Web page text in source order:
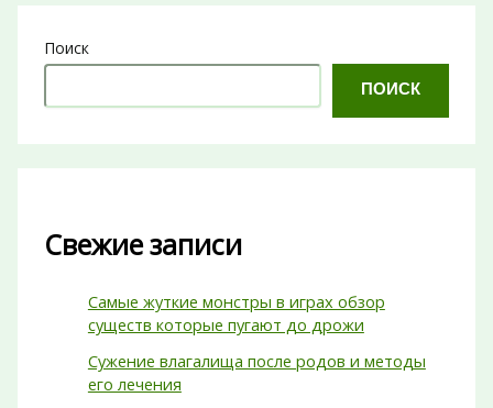
Поиск
ПОИСК
Свежие записи
Самые жуткие монстры в играх обзор
существ которые пугают до дрожи
Сужение влагалища после родов и методы
его лечения